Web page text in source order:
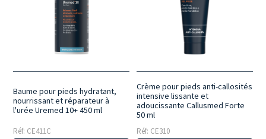
Baume pour pieds hydratant,
nourrissant et réparateur à
l'urée Uremed 10+ 450 ml
Réf: CE411C
Crème pour pieds anti-callosités
intensive lissante et
adoucissante Callusmed Forte
50 ml
Réf: CE310